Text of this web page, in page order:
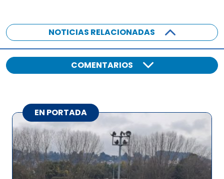
NOTICIAS RELACIONADAS
COMENTARIOS
EN PORTADA